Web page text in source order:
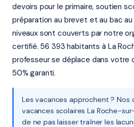
devoirs pour le primaire, soutien
préparation au brevet et au bac
niveaux sont couverts par notre
certifié. 56 393 habitants à La
professeur se déplace dans votre
50% garanti.
Les vacances approchent ? Nos
vacances scolaires La Roche-
de ne pas laisser traîner les